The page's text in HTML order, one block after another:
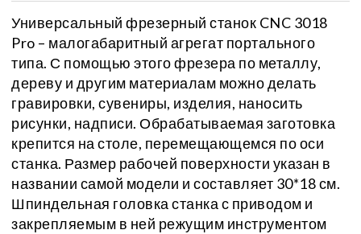
Универсальный фрезерный станок CNC 3018
Pro – малогабаритный агрегат портального
типа. С помощью этого фрезера по металлу,
дереву и другим материалам можно делать
гравировки, сувениры, изделия, наносить
рисунки, надписи. Обрабатываемая заготовка
крепится на столе, перемещающемся по оси
станка. Размер рабочей поверхности указан в
названии самой модели и составляет 30*18 см.
Шпиндельная головка станка с приводом и
закрепляемым в ней режущим инструментом